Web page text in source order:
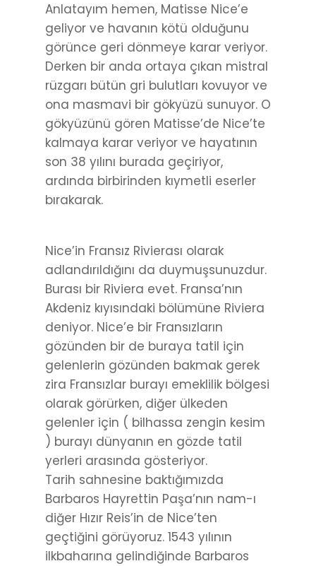
Anlatayım hemen, Matisse Nice’e
geliyor ve havanın kötü olduğunu
görünce geri dönmeye karar veriyor.
Derken bir anda ortaya çıkan mistral
rüzgarı bütün gri bulutları kovuyor ve
ona masmavi bir gökyüzü sunuyor. O
gökyüzünü gören Matisse’de Nice’te
kalmaya karar veriyor ve hayatının
son 38 yılını burada geçiriyor,
ardında birbirinden kıymetli eserler
bırakarak.
Nice’in Fransız Rivierası olarak
adlandırıldığını da duymuşsunuzdur.
Burası bir Riviera evet. Fransa’nın
Akdeniz kıyısındaki bölümüne Riviera
deniyor. Nice’e bir Fransızların
gözünden bir de buraya tatil için
gelenlerin gözünden bakmak gerek
zira Fransızlar burayı emeklilik bölgesi
olarak görürken, diğer ülkeden
gelenler için ( bilhassa zengin kesim
) burayı dünyanın en gözde tatil
yerleri arasında gösteriyor.
Tarih sahnesine baktığımızda
Barbaros Hayrettin Paşa’nın nam-ı
diğer Hızır Reis’in de Nice’ten
geçtiğini görüyoruz. 1543 yılının
ilkbaharına gelindiğinde Barbaros